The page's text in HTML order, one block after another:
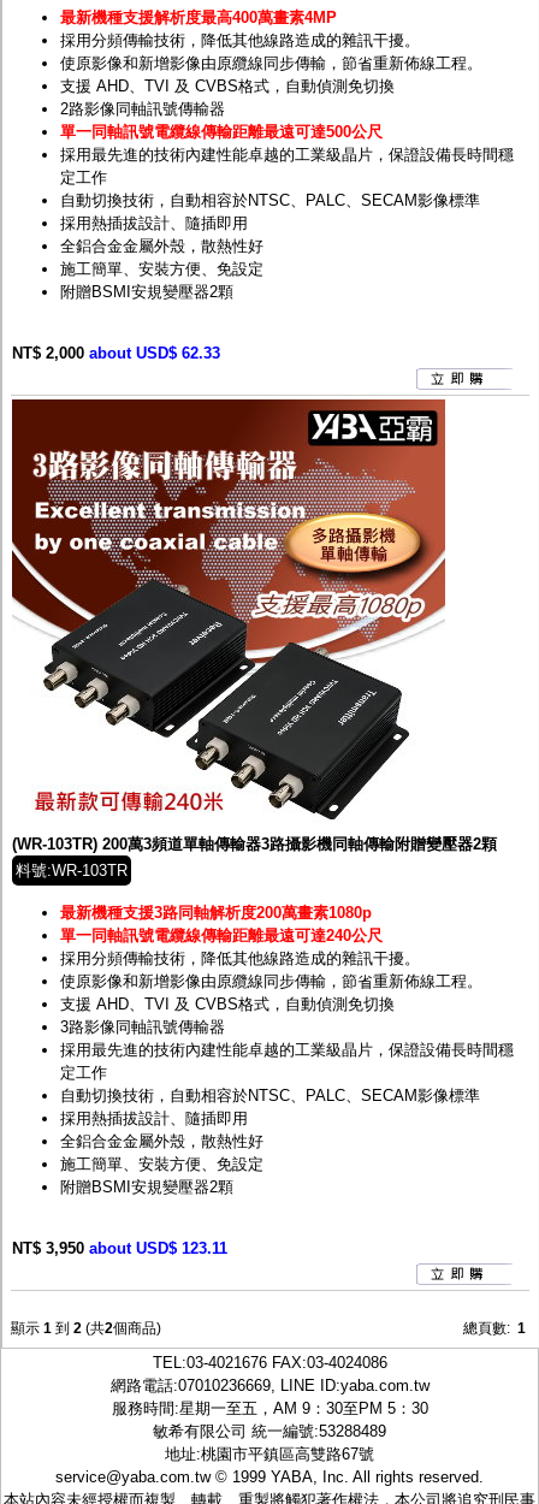
分配放大器
網路線用水晶頭
網路線
懶人線.同軸線.花線
線頭.插座.延長線.HDMI線
集線盒.防水盒.配線盒
變壓器.避雷器
轉接頭
偽裝嚇阻假監視器. 警示防盜貼紙
行車紀錄器.車用插座配件
電腦工業機殼
客訂商品
最新機種支援解析度最高400萬畫素4MP
採用分頻傳輸技術，降低其他線路造成的雜訊干擾。
使原影像和新增影像由原纜線同步傳輸，節省重新佈線工程。
支援 AHD、TVI 及 CVBS格式，自動偵測免切換
2路影像同軸訊號傳輸器
單一同軸訊號電纜線傳輸距離最遠可達500公尺
採用最先進的技術內建性能卓越的工業級晶片，保證設備長時間穩
定工作
自動切換技術，自動相容於NTSC、PALC、SECAM影像標準
採用熱插拔設計、隨插即用
全鋁合金金屬外殼，散熱性好
施工簡單、安裝方便、免設定
附贈BSMI安規變壓器2顆
NT$ 2,000 about USD$ 62.33
(WR-103TR) 200萬3頻道單軸傳輸器3路攝影機同軸傳輸附贈變壓器2顆
料號:WR-103TR
最新機種支援3路同軸解析度200萬畫素1080p
單一同軸訊號電纜線傳輸距離最遠可達240公尺
採用分頻傳輸技術，降低其他線路造成的雜訊干擾。
使原影像和新增影像由原纜線同步傳輸，節省重新佈線工程。
支援 AHD、TVI 及 CVBS格式，自動偵測免切換
3路影像同軸訊號傳輸器
採用最先進的技術內建性能卓越的工業級晶片，保證設備長時間穩
定工作
自動切換技術，自動相容於NTSC、PALC、SECAM影像標準
採用熱插拔設計、隨插即用
全鋁合金金屬外殼，散熱性好
施工簡單、安裝方便、免設定
附贈BSMI安規變壓器2顆
NT$ 3,950 about USD$ 123.11
顯示 1 到 2 (共2個商品) 總頁數: 1
TEL:03-4021676FAX:03-4024086
網路電話:07010236669, LINE ID:yaba.com.tw
服務時間:星期一至五，AM 9：30至PM 5：30
敏希有限公司 統一編號:53288489
地址:桃園市平鎮區高雙路67號
service@yaba.com.tw© 1999 YABA, Inc. All rights reserved.
本站內容未經授權而複製、轉載、重製將觸犯著作權法，本公司將追究刑民事